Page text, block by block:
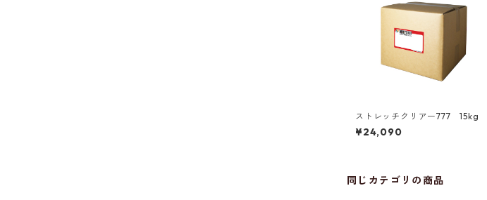
ストレッチクリアー777 15kg
¥24,090
同じカテゴリの商品